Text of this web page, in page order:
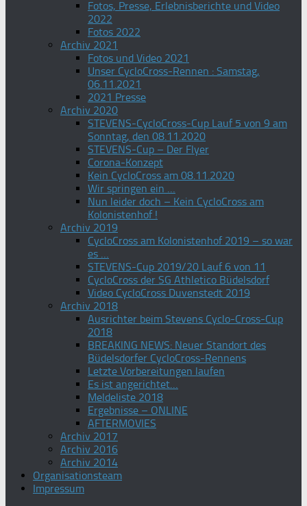
Fotos, Presse, Erlebnisberichte und Video
2022
Fotos 2022
Archiv 2021
Fotos und Video 2021
Unser CycloCross-Rennen : Samstag,
06.11.2021
2021 Presse
Archiv 2020
STEVENS-CycloCross-Cup Lauf 5 von 9 am
Sonntag, den 08.11.2020
STEVENS-Cup – Der Flyer
Corona-Konzept
Kein CycloCross am 08.11.2020
Wir springen ein …
Nun leider doch – Kein CycloCross am
Kolonistenhof !
Archiv 2019
CycloCross am Kolonistenhof 2019 – so war
es …
STEVENS-Cup 2019/20 Lauf 6 von 11
CycloCross der SG Athletico Büdelsdorf
Video CycloCross Duvenstedt 2019
Archiv 2018
Ausrichter beim Stevens Cyclo-Cross-Cup
2018
BREAKING NEWS: Neuer Standort des
Büdelsdorfer CycloCross-Rennens
Letzte Vorbereitungen laufen
Es ist angerichtet…
Meldeliste 2018
Ergebnisse – ONLINE
AFTERMOVIES
Archiv 2017
Archiv 2016
Archiv 2014
Organisationsteam
Impressum